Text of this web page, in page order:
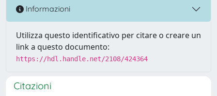
Informazioni
Utilizza questo identificativo per citare o creare un
link a questo documento:
https://hdl.handle.net/2108/424364
Citazioni